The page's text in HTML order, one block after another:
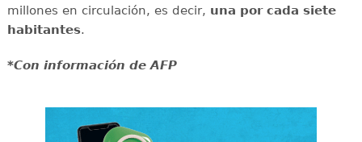
millones en circulación, es decir, una por cada siete
habitantes.
*Con información de AFP